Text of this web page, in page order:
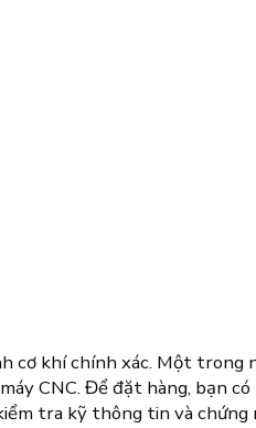
cơ khí chính xác. Một trong
CNC. Để đặt hàng, bạn
tra kỹ thông tin và chứng